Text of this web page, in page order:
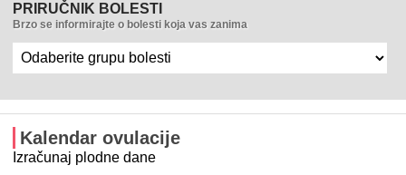
PRIRUČNIK BOLESTI
Brzo se informirajte o bolesti koja vas zanima
Kalendar ovulacije
Izračunaj plodne dane